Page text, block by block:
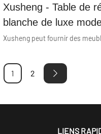
Xusheng - Table de
blanche de luxe
personnalisée pour
conférence, série
1 2
LIENS